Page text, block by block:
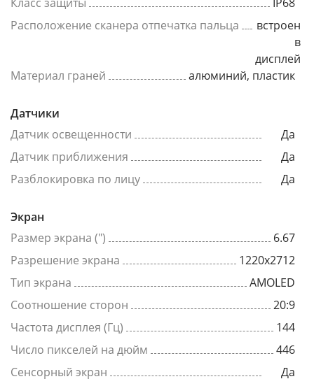
Класс защиты
IP68
Расположение сканера отпечатка пальца
встроен
в
дисплей
Материал граней
алюминий, пластик
Датчики
Датчик освещенности
Да
Датчик приближения
Да
Разблокировка по лицу
Да
Экран
Размер экрана (")
6.67
Разрешение экрана
1220x2712
Тип экрана
AMOLED
Соотношение сторон
20:9
Частота дисплея (Гц)
144
Число пикселей на дюйм
446
Сенсорный экран
Да